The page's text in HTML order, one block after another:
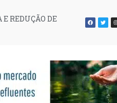
REDUÇÃO DE